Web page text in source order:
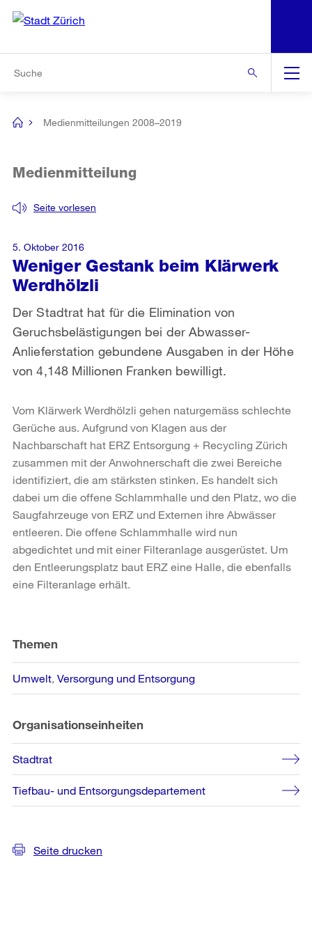
Navigation
[no
Medienmitteilungen 2008–2019
Weniger Gestank beim Klärwerk
Werdhölzli
Seite vorlesen
Medienmitteilung
Der Stadtrat hat für die Elimination von
Geruchsbelästigungen bei der Abwasser-
Anlieferstation gebundene Ausgaben in der Höhe
von 4,148 Millionen Franken bewilligt.
5. Oktober 2016
Vom Klärwerk Werdhölzli gehen naturgemäss schlechte
Gerüche aus. Aufgrund von Klagen aus der
Nachbarschaft hat ERZ Entsorgung + Recycling Zürich
zusammen mit der Anwohnerschaft die zwei Bereiche
identifiziert, die am stärksten stinken. Es handelt sich
dabei um die offene Schlammhalle und den Platz, wo die
Saugfahrzeuge von ERZ und Externen ihre Abwässer
entleeren. Die offene Schlammhalle wird nun
abgedichtet und mit einer Filteranlage ausgerüstet. Um
den Entleerungsplatz baut ERZ eine Halle, die ebenfalls
eine Filteranlage erhält.
Informationen
Themen
Umwelt Versorgung und Entsorgung
Organisationseinheiten
Stadtrat
Tiefbau- und Entsorgungsdepartement
Seite drucken